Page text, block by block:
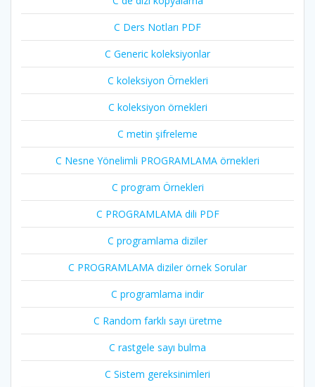
C Ders Notları PDF
C Generic koleksiyonlar
C koleksiyon Örnekleri
C koleksiyon örnekleri
C metin şifreleme
C Nesne Yönelimli PROGRAMLAMA örnekleri
C program Örnekleri
C PROGRAMLAMA dili PDF
C programlama diziler
C PROGRAMLAMA diziler örnek Sorular
C programlama indir
C Random farklı sayı üretme
C rastgele sayı bulma
C Sistem gereksinimleri